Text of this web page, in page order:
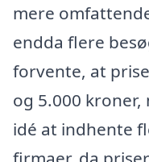
mere
endda flere
forvente, at
og 5.000
idé at indhente